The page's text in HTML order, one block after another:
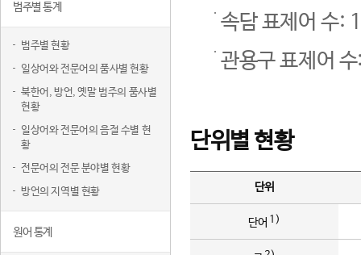
범주별 통계
범주별 현황
일상어와 전문어의 품사별 현황
북한어, 방언, 옛말 범주의 품사별
현황
일상어와 전문어의 음절 수별 현
황
전문어의 전문 분야별 현황
방언의 지역별 현황
원어 통계
속담 표제어 수:
관용구 표제어
단위별 현황
단위
단어 1)